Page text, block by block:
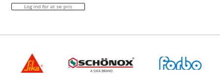
Log ind for at se pris